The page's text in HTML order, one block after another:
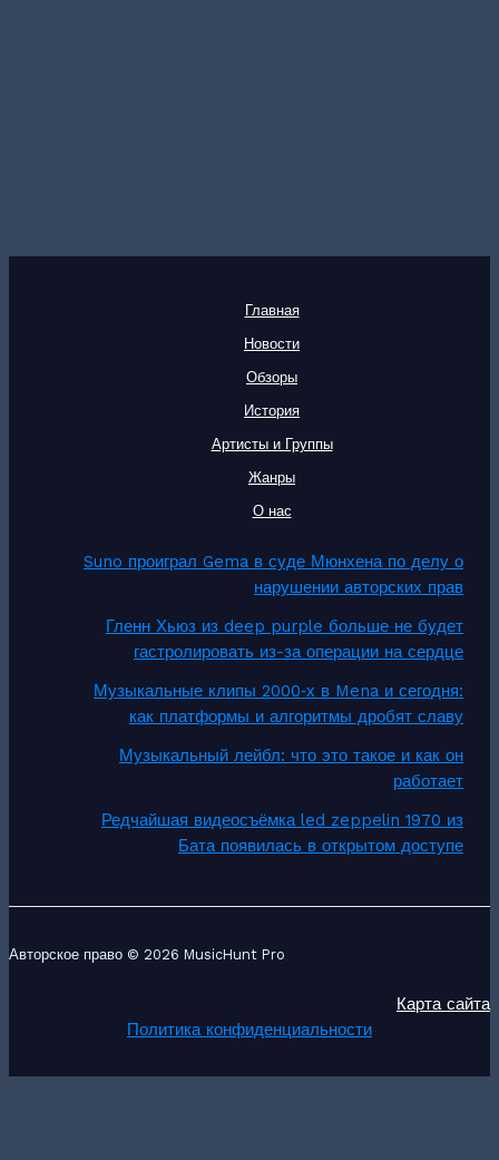
Главная
Новости
Обзоры
История
Артисты и Группы
Жанры
О нас
Suno проиграл Gema в суде Мюнхена по делу о
нарушении авторских прав
Гленн Хьюз из deep purple больше не будет
гастролировать из-за операции на сердце
Музыкальные клипы 2000‑х в Mena и сегодня:
как платформы и алгоритмы дробят славу
Музыкальный лейбл: что это такое и как он
работает
Редчайшая видеосъёмка led zeppelin 1970 из
Бата появилась в открытом доступе
Авторское право © 2026 MusicHunt Pro
Карта сайта
Политика конфиденциальности